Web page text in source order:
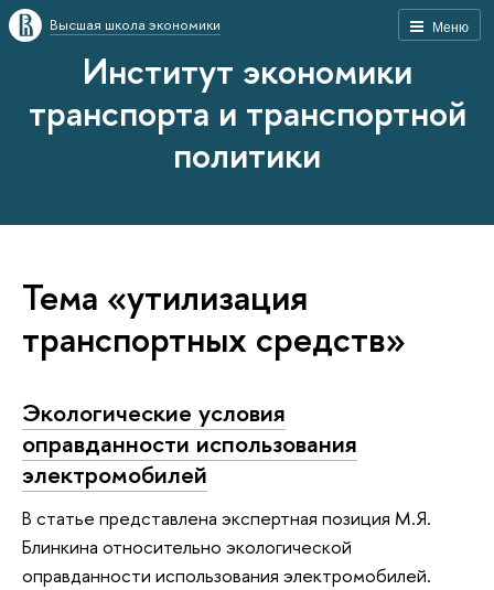
Меню
Высшая школа экономики
Институт экономики
транспорта и транспортной
политики
Тема «утилизация
транспортных средств»
Экологические условия
оправданности использования
электромобилей
В статье представлена экспертная позиция М.Я.
Блинкина относительно экологической
оправданности использования электромобилей.